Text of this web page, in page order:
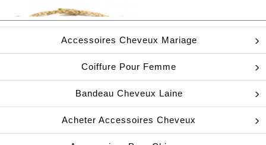
Accessoires Cheveux Mariage
Coiffure Pour Femme
Bandeau Cheveux Laine
Acheter Accessoires Cheveux